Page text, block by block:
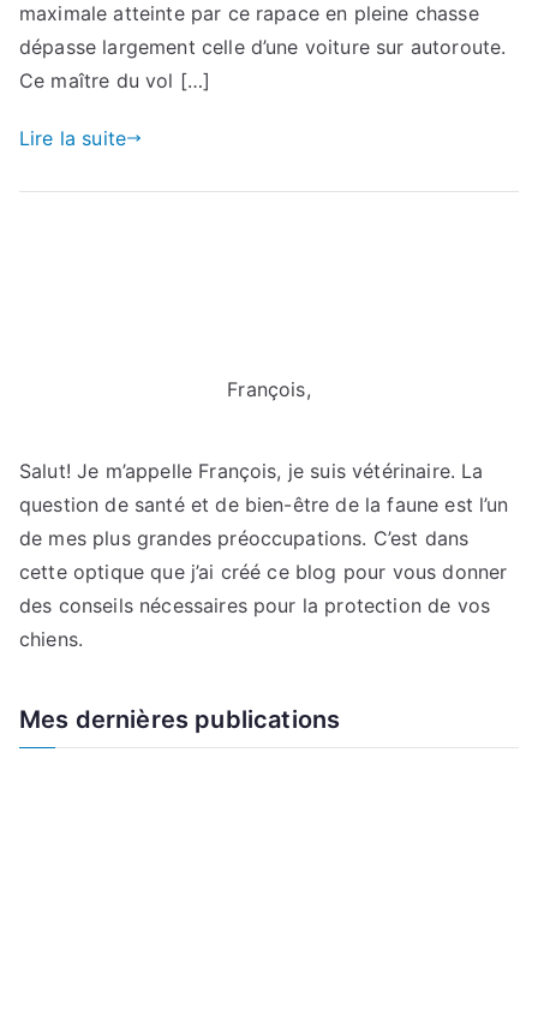
maximale atteinte par ce rapace en pleine chasse
dépasse largement celle d’une voiture sur autoroute.
Ce maître du vol […]
Lire la suite
François,
Salut! Je m’appelle François, je suis vétérinaire. La
question de santé et de bien-être de la faune est l’un
de mes plus grandes préoccupations. C’est dans
cette optique que j’ai créé ce blog pour vous donner
des conseils nécessaires pour la protection de vos
chiens.
Mes dernières publications